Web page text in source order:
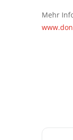
Mehr